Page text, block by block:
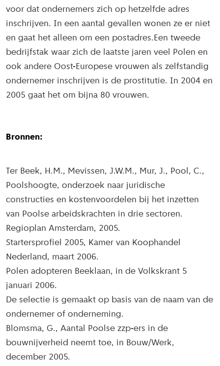
voor dat ondernemers zich op hetzelfde adres
inschrijven. In een aantal gevallen wonen ze er niet
en gaat het alleen om een postadres.Een tweede
bedrijfstak waar zich de laatste jaren veel Polen en
ook andere Oost-Europese vrouwen als zelfstandig
ondernemer inschrijven is de prostitutie. In 2004 en
2005 gaat het om bijna 80 vrouwen.
Bronnen:
Ter Beek, H.M., Mevissen, J.W.M., Mur, J., Pool, C.,
Poolshoogte, onderzoek naar juridische
constructies en kostenvoordelen bij het inzetten
van Poolse arbeidskrachten in drie sectoren.
Regioplan Amsterdam, 2005.
Startersprofiel 2005, Kamer van Koophandel
Nederland, maart 2006.
Polen adopteren Beeklaan, in de Volkskrant 5
januari 2006.
De selectie is gemaakt op basis van de naam van de
ondernemer of onderneming.
Blomsma, G., Aantal Poolse zzp-ers in de
bouwnijverheid neemt toe, in Bouw/Werk,
december 2005.